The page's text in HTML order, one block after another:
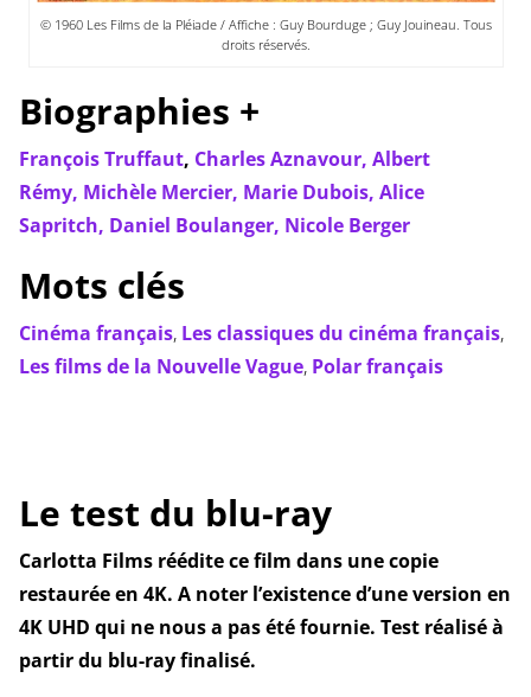
© 1960 Les Films de la Pléiade / Affiche : Guy Bourduge ; Guy Jouineau. Tous
droits réservés.
Biographies +
François Truffaut, Charles Aznavour, Albert
Rémy, Michèle Mercier, Marie Dubois, Alice
Sapritch, Daniel Boulanger, Nicole Berger
Mots clés
Cinéma français, Les classiques du cinéma français,
Les films de la Nouvelle Vague, Polar français
Le test du blu-ray
Carlotta Films réédite ce film dans une copie
restaurée en 4K. A noter l’existence d’une version en
4K UHD qui ne nous a pas été fournie. Test réalisé à
partir du blu-ray finalisé.